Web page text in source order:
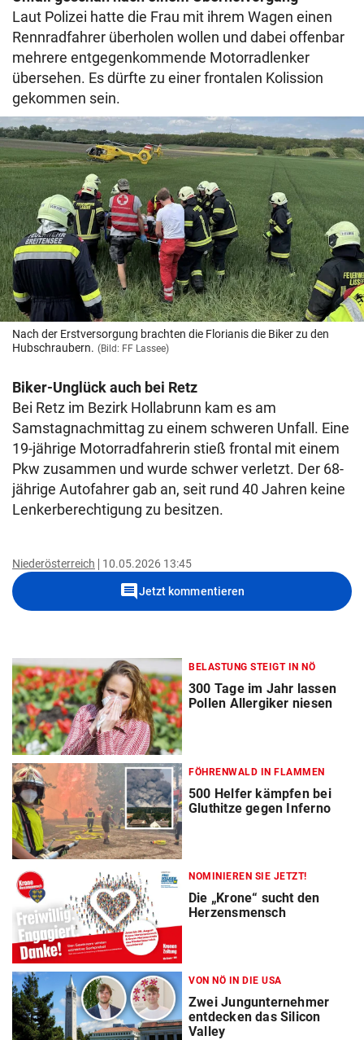
Laut Polizei hatte die Frau mit ihrem Wagen einen
Rennradfahrer überholen wollen und dabei offenbar
mehrere entgegenkommende Motorradlenker
übersehen. Es dürfte zu einer frontalen Kolission
gekommen sein.
Nach der Erstversorgung brachten die Florianis die Biker zu den
Hubschraubern. (Bild: FF Lassee)
Biker-Unglück auch bei Retz
Bei Retz im Bezirk Hollabrunn kam es am
Samstagnachmittag zu einem schweren Unfall. Eine
19-jährige Motorradfahrerin stieß frontal mit einem
Pkw zusammen und wurde schwer verletzt. Der 68-
jährige Autofahrer gab an, seit rund 40 Jahren keine
Lenkerberechtigung zu besitzen.
Niederösterreich 10.05.2026 13:45
commentJetzt kommentieren
BELASTUNG STEIGT IN NÖ
300 Tage im Jahr lassen
Pollen Allergiker niesen
FÖHRENWALD IN FLAMMEN
500 Helfer kämpfen bei
Gluthitze gegen Inferno
NOMINIEREN SIE JETZT!
Die „Krone“ sucht den
Herzensmensch
VON NÖ IN DIE USA
Zwei Jungunternehmer
entdecken das Silicon
Valley